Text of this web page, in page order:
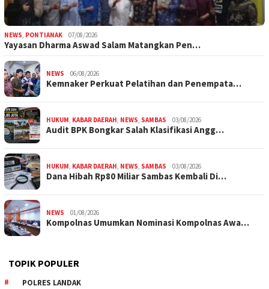
NEWS, PONTIANAK 07/08/2026
Yayasan Dharma Aswad Salam Matangkan Pen…
NEWS 06/08/2026
Kemnaker Perkuat Pelatihan dan Penempata…
HUKUM, KABAR DAERAH, NEWS, SAMBAS 03/08/2026
Audit BPK Bongkar Salah Klasifikasi Angg…
HUKUM, KABAR DAERAH, NEWS, SAMBAS 03/08/2026
Dana Hibah Rp80 Miliar Sambas Kembali Di…
NEWS 01/08/2026
Kompolnas Umumkan Nominasi Kompolnas Awa…
TOPIK POPULER
POLRES LANDAK